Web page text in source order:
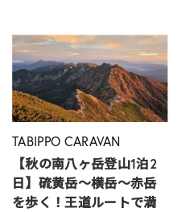
TABIPPO CARAVAN
【秋の南八ヶ岳登山1泊2
日】硫黄岳～横岳～赤岳
を歩く！王道ルートで満